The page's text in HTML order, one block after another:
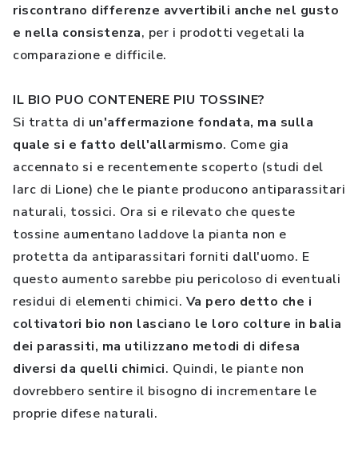
riscontrano differenze avvertibili anche nel gusto
e nella consistenza, per i prodotti vegetali la
comparazione e difficile.
IL BIO PUO CONTENERE PIU TOSSINE?
Si tratta di un'affermazione fondata, ma sulla
quale si e fatto dell'allarmismo. Come gia
accennato si e recentemente scoperto (studi del
Iarc di Lione) che le piante producono antiparassitari
naturali, tossici. Ora si e rilevato che queste
tossine aumentano laddove la pianta non e
protetta da antiparassitari forniti dall'uomo. E
questo aumento sarebbe piu pericoloso di eventuali
residui di elementi chimici. Va pero detto che i
coltivatori bio non lasciano le loro colture in balia
dei parassiti, ma utilizzano metodi di difesa
diversi da quelli chimici. Quindi, le piante non
dovrebbero sentire il bisogno di incrementare le
proprie difese naturali.